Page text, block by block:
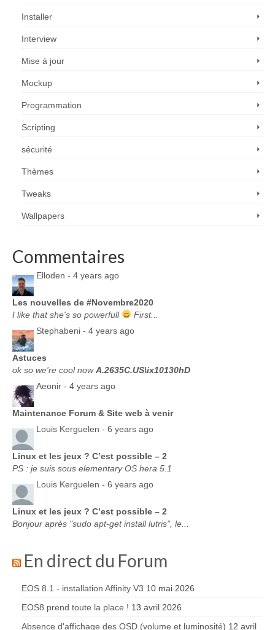
Installer
Interview
Mise à jour
Mockup
Programmation
Scripting
sécurité
Thèmes
Tweaks
Wallpapers
Commentaires
Elloden - 4 years ago
Les nouvelles de #Novembre2020
I like that she's so powerfull
First...
Stephabeni - 4 years ago
Astuces
ok so we're cool nowA.2635C.US\ix10130hD
Aeonir - 4 years ago
Maintenance Forum & Site web à venir
Louis Kerguelen - 6 years ago
Linux et les jeux ? C’est possible – 2
PS : je suis sous elementary OS hera 5.1
Louis Kerguelen - 6 years ago
Linux et les jeux ? C’est possible – 2
Bonjour après "sudo apt-get install lutris", le...
En direct du Forum
EOS 8.1 - installation Affinity V3 10 mai 2026
EOS8 prend toute la place ! 13 avril 2026
Absence d'affichage des OSD (volume et luminosité) 12 avril